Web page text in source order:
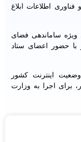
اطلاعات ابلاغ
ویژه ساماندهی فضای
حضور اعضای ستاد
اینترنت کشور
برای اجرا به وزارت